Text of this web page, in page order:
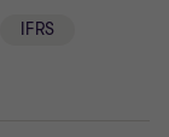
IFRS